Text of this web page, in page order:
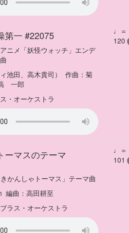
第一 #22075
ニメ「妖怪ウォッチ」エンデ
ィ池田、高木貴司） 作曲： 菊
一郎
・オーケストラ
♩＝
120
ーマスのテーマ
かんしゃトーマス」テーマ曲
編曲： 高田耕至
ラス・オーケストラ
♩＝
101